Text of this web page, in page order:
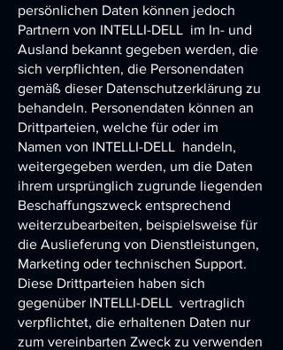
persönlichen Daten können jedoch
Partnern von INTELLI-DELL im In- und
Ausland bekannt gegeben werden, die
sich verpflichten, die Personendaten
gemäß dieser Datenschutzerklärung zu
behandeln. Personendaten können an
Drittparteien, welche für oder im
Namen von INTELLI-DELL handeln,
weitergegeben werden, um die Daten
ihrem ursprünglich zugrunde liegenden
Beschaffungszweck entsprechend
weiterzubearbeiten, beispielsweise für
die Auslieferung von Dienstleistungen,
Marketing oder technischen Support.
Diese Drittparteien haben sich
gegenüber INTELLI-DELL vertraglich
verpflichtet, die erhaltenen Daten nur
zum vereinbarten Zweck zu verwenden